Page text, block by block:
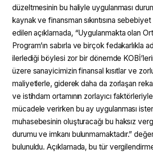
düzeltmesinin bu haliyle uygulanması
kaynak ve finansman sıkıntısına
edilen açıklamada, “Uygulanmakta olan
Program’ın sabırla ve birçok fedakarlıkla
ilerlediği böylesi zor bir dönemde
üzere sanayicimizin finansal kısıtlar ve
maliyetlerle, giderek daha da zorlaşan
ve istihdam ortamının zorlayıcı
mücadele verirken bu ay uygulanması
muhasebesinin oluşturacağı bu haksız
durumu ve imkanı bulunmamaktadır.”
bulunuldu. Açıklamada, bu tür